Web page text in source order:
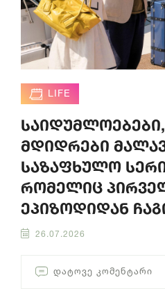
LIFE
მდიდრები
საზაფხულო
რომელიც
ეპიზოდიდან
26.07.2026
ᲓᲐᲢᲝᲕᲔ ᲙᲝᲛᲔᲜᲢᲐᲠᲘ